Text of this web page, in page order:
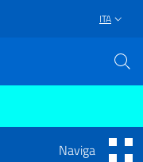
ITA
Naviga